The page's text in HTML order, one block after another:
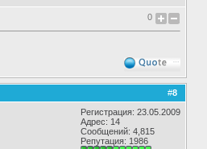
0
#8
Регистрация: 23.05.2009
Адрес: 14
Сообщений: 4,815
Репутация: 1986